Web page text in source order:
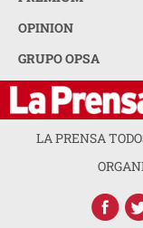
OPINION
GRUPO OPSA
LA PRENSA